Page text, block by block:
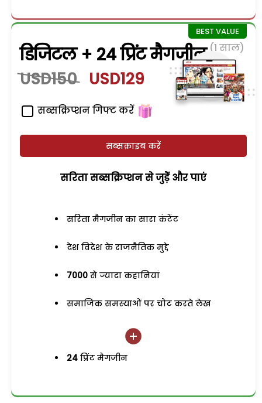
डिजिटल + 24 प्रिंट मैगजीन (1 साल)
USD150 USD129
सब्सक्रिप्शन गिफ्ट करें
सब्सक्राइब करें
सरिता सब्सक्रिप्शन से जुड़ेें और पाएं
सरिता मैगजीन का सारा कंटेंट
देश विदेश के राजनैतिक मुद्दे
7000 से ज्यादा कहानियां
समाजिक समस्याओं पर चोट करते लेख
24 प्रिंट मैगजीन